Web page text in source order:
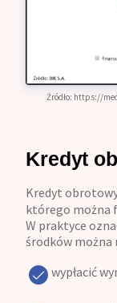
Źródło: https://
Kredyt
Kredyt
którego można
W praktyce
środków można
wypłacić